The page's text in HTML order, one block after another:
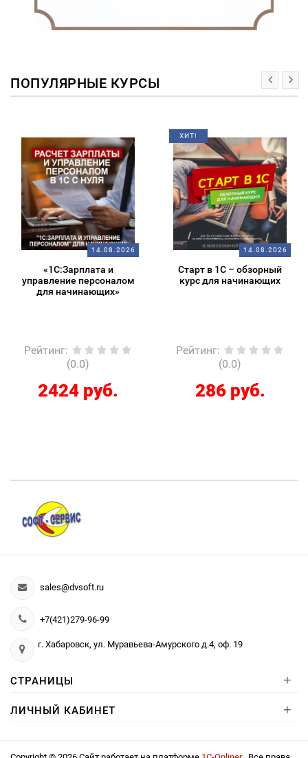
ПОПУЛЯРНЫЕ КУРСЫ
14.08.2026
«1С:Зарплата и
управление персоналом
для начинающих»
Рейтинг:
(0.0)
2424 руб.
ХИТ!
14.08.2026
Старт в 1С – обзорный
курс для начинающих
Рейтинг:
(0.0)
286 руб.
sales@dvsoft.ru
+7(421)279-96-99
г. Хабаровск, ул. Муравьева-Амурского д.4, оф. 19
СТРАНИЦЫ +
ЛИЧНЫЙ КАБИНЕТ +